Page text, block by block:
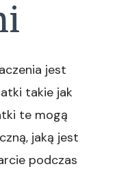
jest
takie jak
te mogą
jaką jest
podczas